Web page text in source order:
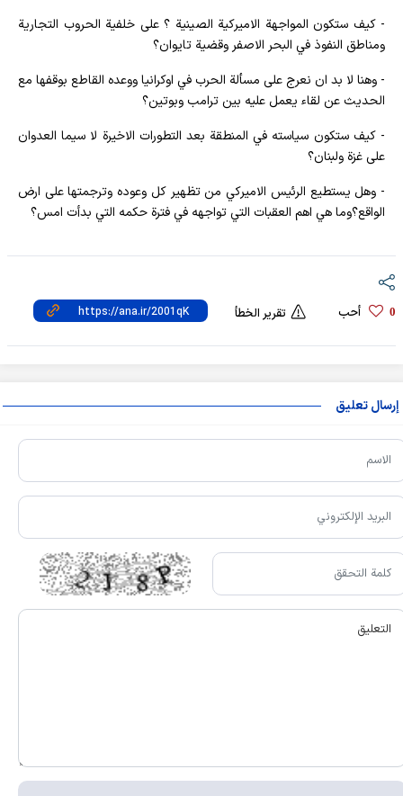
- كيف ستكون المواجهة الاميركية الصينية ؟ على خلفية الحروب التجارية
ومناطق النفوذ في البحر الاصفر وقضية تايوان؟
- وهنا لا بد ان نعرج على مسألة الحرب في اوكرانيا ووعده القاطع بوقفها مع
الحديث عن لقاء يعمل عليه بين ترامب وبوتين؟
- كيف ستكون سياسته في المنطقة بعد التطورات الاخيرة لا سيما العدوان
على غزة ولبنان؟
- وهل يستطيع الرئيس الاميركي من تظهير كل وعوده وترجمتها على ارض
الواقع؟وما هي اهم العقبات التي تواجهه في فترة حكمه التي بدأت امس؟
0 أحب تقرير الخطأ
إرسال تعليق